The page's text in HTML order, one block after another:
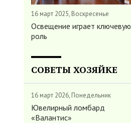
16 март 2025, Воскресенье
Освещение играет ключевую
роль
СОВЕТЫ ХОЗЯЙКЕ
16 март 2026, Понедельник
Ювелирный ломбард
«Валантис»